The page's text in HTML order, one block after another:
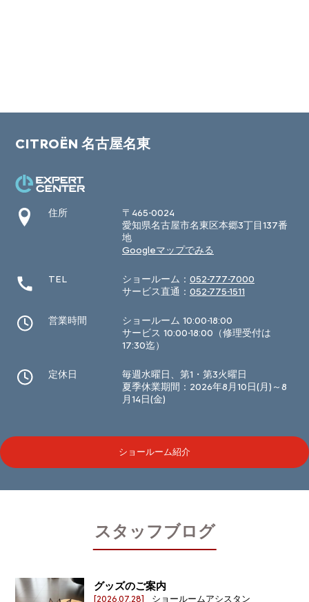
CITROËN 名古屋名東
住所
〒465-0024
愛知県名古屋市名東区本郷3丁目137番
地
Googleマップでみる
TEL ショールーム： 052-777-7000
サービス直通： 052-775-1511
営業時間
ショールーム 10:00-18:00
サービス 10:00-18:00（修理受付は
17:30迄）
定休日
毎週水曜日、第1・第3火曜日
夏季休業期間：2026年8月10日(月)～8
月14日(金)
ショールーム紹介
スタッフブログ
グッズのご案内
[2026.07.28]
ショールームアシスタン